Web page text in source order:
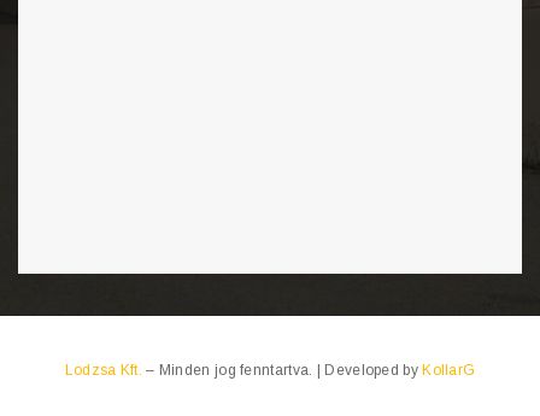
Lodzsa Kft.– Minden jog fenntartva. | Developed by KollarG